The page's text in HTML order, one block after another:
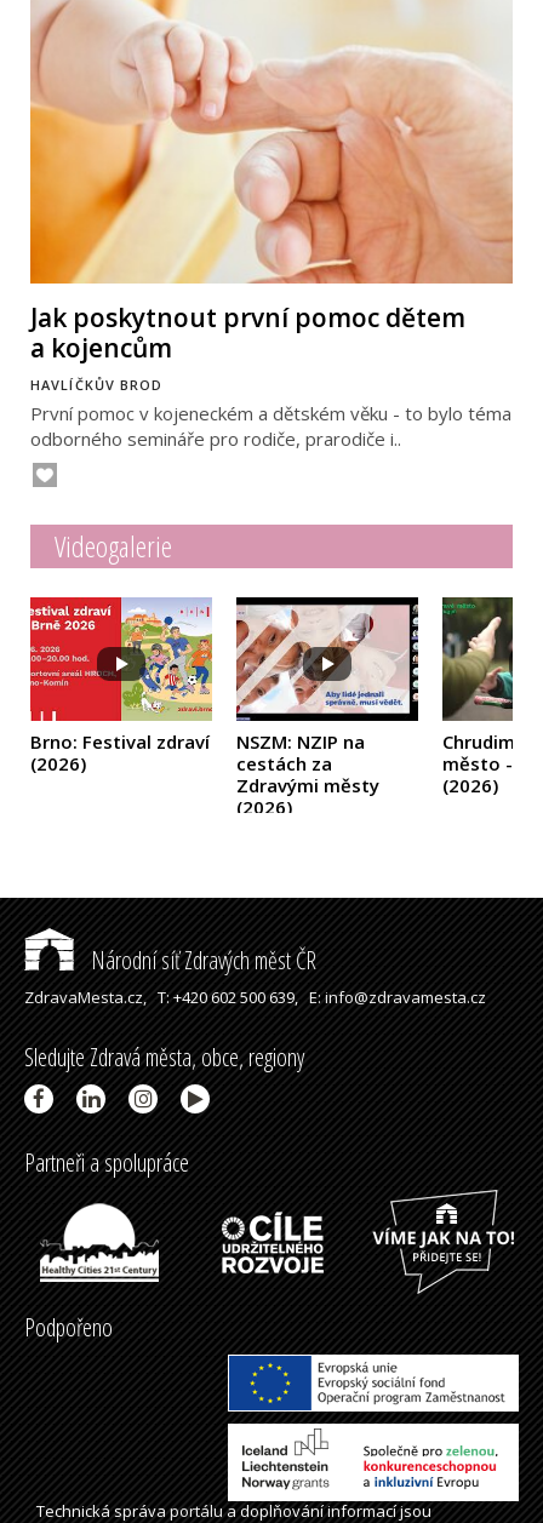
Jak poskytnout první pomoc dětem
a kojencům
HAVLÍČKŮV BROD
První pomoc v kojeneckém a dětském věku - to bylo téma
odborného semináře pro rodiče, prarodiče i..
Videogalerie
Brno: Festival zdraví
(2026)
NSZM: NZIP na
cestách za
Zdravými městy
(2026)
Chrudim:
město -
(2026)
Národní síť Zdravých měst ČR
ZdravaMesta.cz,T: +420 602 500 639,E: info@zdravamesta.cz
Sledujte Zdravá města, obce, regiony
Partneři a spolupráce
Podpořeno
Technická správaportálua doplňování informací jsou